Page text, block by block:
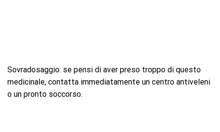
Sovradosaggio: se pensi di aver preso troppo di questo
medicinale, contatta immediatamente un centro antiveleni
o un pronto soccorso.